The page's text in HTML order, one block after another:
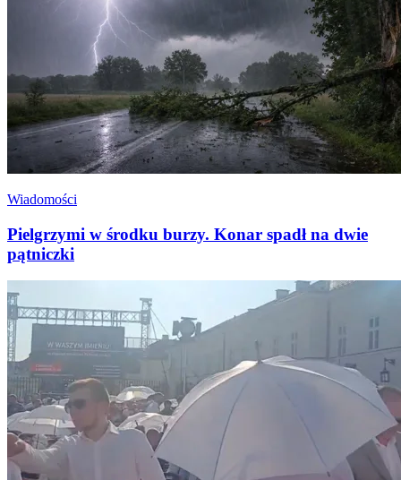
Wiadomości
Pielgrzymi w środku burzy. Konar spadł na dwie
pątniczki